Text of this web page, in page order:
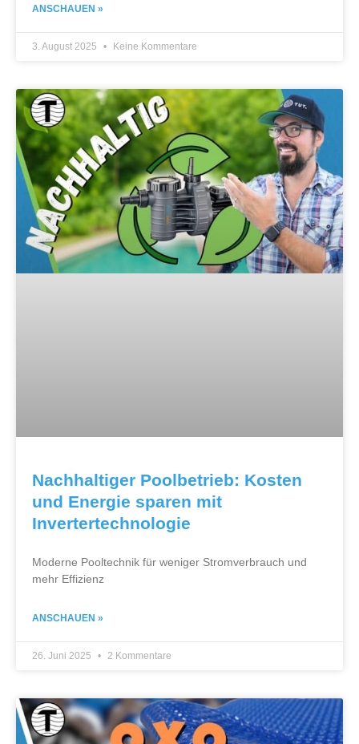
ANSCHAUEN »
3. August 2025 Keine Kommentare
Nachhaltiger Poolbetrieb: Kosten
und Energie sparen mit
Invertertechnologie
Moderne Pooltechnik für weniger Stromverbrauch und
mehr Effizienz
ANSCHAUEN »
26. Juni 2025 2 Kommentare